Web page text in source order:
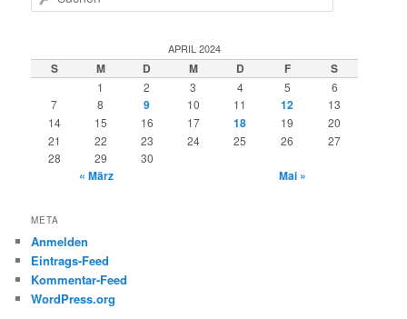
u
e
n
APRIL 2024
S M D M D F S
1 2 3 4 5
6
7
8 9 10 11 12
13
14
15 16 17 18 19
20
21
22 23 24 25 26
27
28
29 30
« März Mai »
META
Anmelden
Eintrags-Feed
Kommentar-Feed
WordPress.org